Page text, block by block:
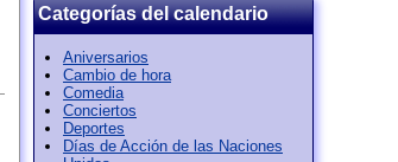
Categorías del calendario
Aniversarios
Cambio de hora
Comedia
Conciertos
Deportes
Días de Acción de las Naciones